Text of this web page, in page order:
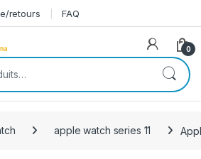
retours FAQ
0
apple watch series 11